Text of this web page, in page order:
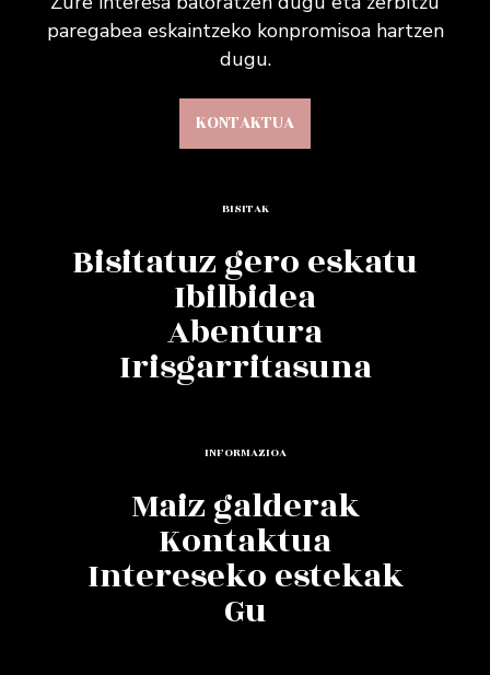
paregabea eskaintzeko konpromisoa hartzen
dugu.
KONTAKTUA
BISITAK
Bisitatuz gero eskatu
Ibilbidea
Abentura
Irisgarritasuna
INFORMAZIOA
Maiz galderak
Kontaktua
Intereseko estekak
Gu